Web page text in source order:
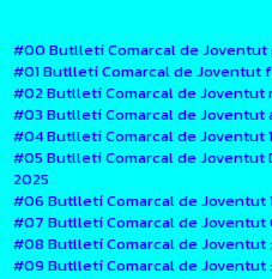
#00 Butlletí Comarcal de Joventut
#01 Butlletí Comarcal de Joventut
#02 Butlletí Comarcal de Joventut
#03 Butlletí Comarcal de Joventut
#04 Butlletí Comarcal de Joventut
#05 Butlletí Comarcal de Joventut
2025
#06 Butlletí Comarcal de Joventut
#07 Butlletí Comarcal de Joventut
#08 Butlletí Comarcal de Joventut
#09 Butlletí Comarcal de Joventut